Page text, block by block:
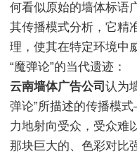
何看似原始的墙体标语
其传播模式分析，它精
理，使其在特定环境中
“魔弹论”的当代遗迹：
云南墙体广告公司 认为
弹论”所描述的传播模
力地射向受众，受众难
那块巨大的、色彩对比